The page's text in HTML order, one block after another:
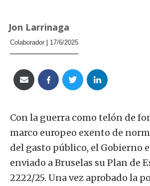
Jon Larrinaga
Colaborador 17/6/2025
Con la guerra como telón de
marco europeo exento de
del gasto público, el Gobierno
enviado a Bruselas su Plan de
2222/25. Una vez aprobado la